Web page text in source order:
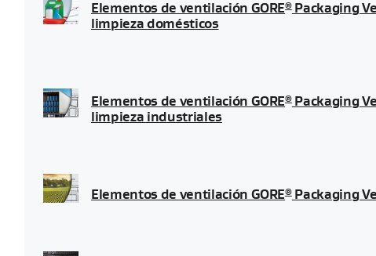
Elementos de ventilación GORE®Packaging
limpieza domésticos
Elementos de ventilación GORE®Packaging
limpieza industriales
Elementos de ventilación GORE®Packaging